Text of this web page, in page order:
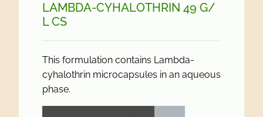
LAMBDA-CYHALOTHRIN 49 G/
L CS
This formulation contains Lambda-
cyhalothrin microcapsules in an aqueous
phase.